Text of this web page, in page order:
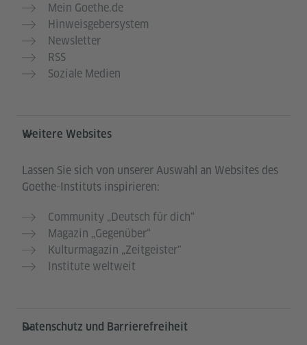
Mein Goethe.de
Hinweisgebersystem
Newsletter
RSS
Soziale Medien
Weitere Websites
Lassen Sie sich von unserer Auswahl an Websites des
Goethe-Instituts inspirieren:
Community „Deutsch für dich“
Magazin „Gegenüber“
Kulturmagazin „Zeitgeister"
Institute weltweit
Datenschutz und Barrierefreiheit